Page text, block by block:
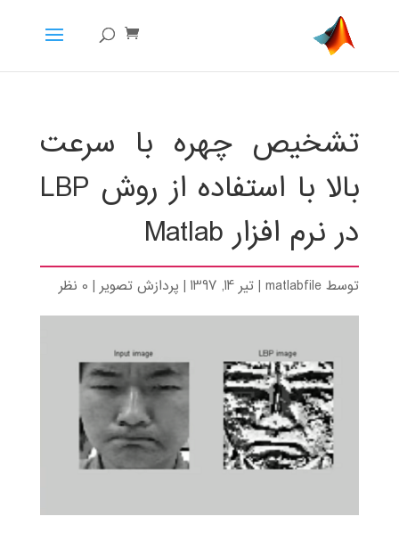
تشخیص چهره با سرعت
بالا با استفاده از روش LBP
در نرم افزار Matlab
توسطmatlabfile
|تیر 14, 1397 | پردازش تصویر| 0 نظر